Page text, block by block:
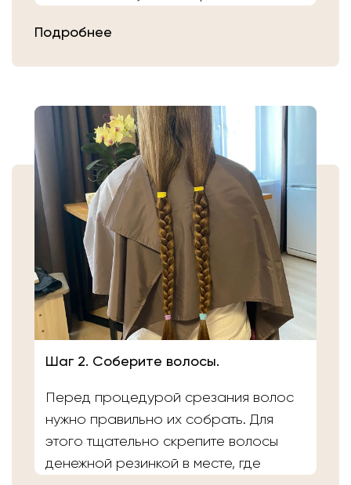
Затем плотно закрепите волосы
самостоятельно, то косичку
аккуратно уложите в пакет или бумагу.
Или просто приходите в салон «Банк
Волос».
Подробнее
Шаг 2. Соберите волосы.
Перед процедурой срезания волос
нужно правильно их собрать. Для
этого тщательно скрепите волосы
денежной резинкой в месте, где